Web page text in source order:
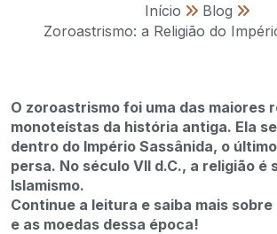
Início » Blog »
Zoroastrismo: a Religião do
O zoroastrismo foi uma das maiores
monoteístas da história antiga. Ela
dentro do Império Sassânida, o
persa. No século VII d.C., a religião é
Islamismo.
Continue a leitura e saiba mais
e as moedas dessa época!